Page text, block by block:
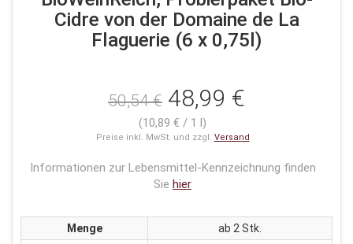
Cidre von der Domaine de La
Flaguerie (6 x 0,75l)
50,54 € 48,99 €
(10,89 € / 1 l)
Preise inkl. MwSt. und zzgl. Versand
Informationen zur Lebensmittel-Kennzeichnung finden
Sie hier
Menge ab 2 Stk.